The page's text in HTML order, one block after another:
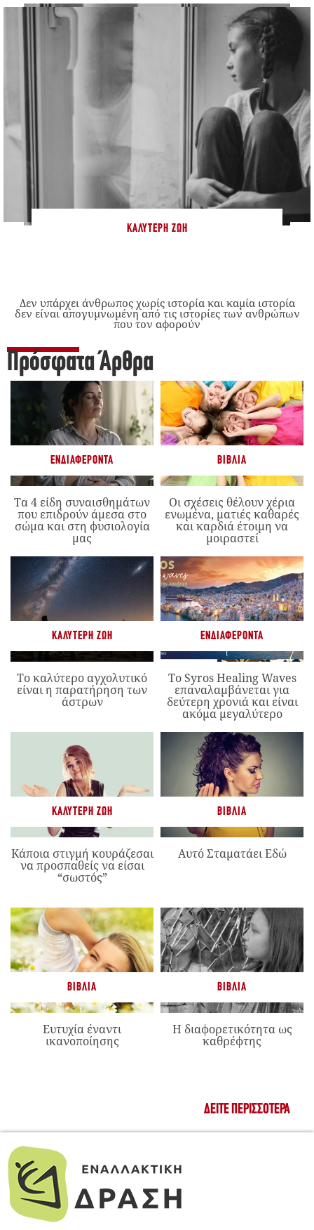
ΚΑΛΎΤΕΡΗ ΖΩΉ
Δεν υπάρχει άνθρωπος χωρίς ιστορία και καμία ιστορία
δεν είναι απογυμνωμένη από τις ιστορίες των ανθρώπων
που τον αφορούν
Πρόσφατα Άρθρα
ΕΝΔΙΑΦΈΡΟΝΤΑ
Τα 4 είδη συναισθημάτων
που επιδρούν άμεσα στο
σώμα και στη φυσιολογία
μας
ΒΙΒΛΊΑ
Οι σχέσεις θέλουν χέρια
ενωμένα, ματιές καθαρές
και καρδιά έτοιμη να
μοιραστεί
ΚΑΛΎΤΕΡΗ ΖΩΉ
Το καλύτερο αγχολυτικό
είναι η παρατήρηση των
άστρων
ΕΝΔΙΑΦΈΡΟΝΤΑ
Το Syros Healing Waves
επαναλαμβάνεται για
δεύτερη χρονιά και είναι
ακόμα μεγαλύτερο
ΚΑΛΎΤΕΡΗ ΖΩΉ
Κάποια στιγμή κουράζεσαι
να προσπαθείς να είσαι
“σωστός”
ΒΙΒΛΊΑ
Αυτό Σταματάει Εδώ
ΒΙΒΛΊΑ
Ευτυχία έναντι
ικανοποίησης
ΒΙΒΛΊΑ
Η διαφορετικότητα ως
καθρέφτης
ΔΕΊΤΕ ΠΕΡΙΣΣΌΤΕΡΑ